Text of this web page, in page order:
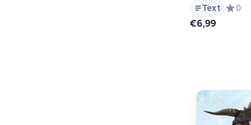
Text 0
€6,99